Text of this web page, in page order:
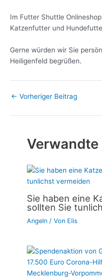
Im Futter Shuttle
Katzenfutter und
Gerne würden wir Sie
Heiligenfeld begrüßen.
← Vorheriger Beitrag
Verwandte
Sie haben eine
sollten Sie
Angeln / Von Elis